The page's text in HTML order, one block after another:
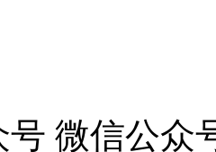
微信公众